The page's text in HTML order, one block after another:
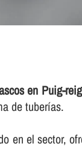
en Puig-reig
de tuberí­as.
en el sector,